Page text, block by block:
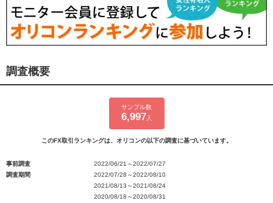
調査概要
サンプル数
6,997 人
このFX取引ランキングは、オリコンの以下の調査に基づいています。
事前調査
2022/06/21～2022/07/27
調査期間
2022/07/28～2022/08/10
2021/08/13～2021/08/24
2020/08/18～2020/08/31